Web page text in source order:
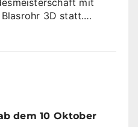
3D statt.…
dem 10 Oktober